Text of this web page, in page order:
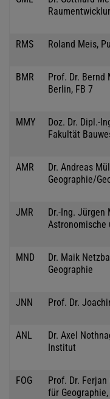
RMS Roland Meis,
BMR
Prof. Dr. Bernd
Berlin, FB 7
MMY
Doz. Dr. Dipl.-
Fakultät
AMR
Dr. Andreas
Geographie/
JMR
Dr.-Ing. Jürgen
Astronomische
MND
Dr. Maik
Geographie
JNN Prof. Dr.
ANL
Dr. Axel
Institut
FOG
Prof. Dr.
für